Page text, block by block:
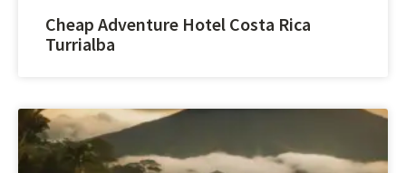
Cheap Adventure Hotel Costa Rica
Turrialba